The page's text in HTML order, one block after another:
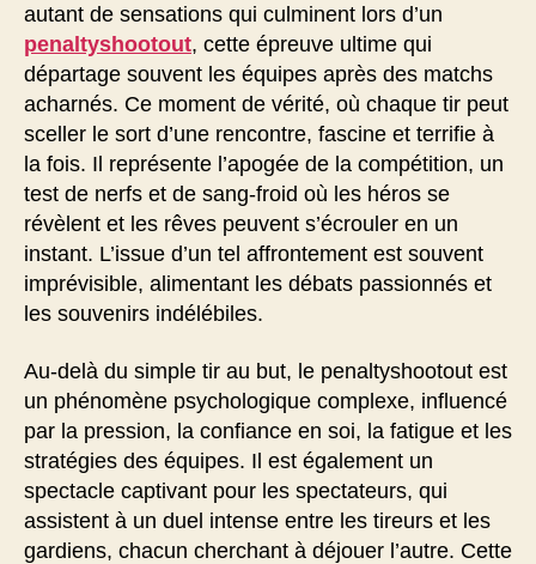
autant de sensations qui culminent lors d’un
penaltyshootout, cette épreuve ultime qui
départage souvent les équipes après des matchs
acharnés. Ce moment de vérité, où chaque tir peut
sceller le sort d’une rencontre, fascine et terrifie à
la fois. Il représente l’apogée de la compétition, un
test de nerfs et de sang-froid où les héros se
révèlent et les rêves peuvent s’écrouler en un
instant. L’issue d’un tel affrontement est souvent
imprévisible, alimentant les débats passionnés et
les souvenirs indélébiles.
Au-delà du simple tir au but, le penaltyshootout est
un phénomène psychologique complexe, influencé
par la pression, la confiance en soi, la fatigue et les
stratégies des équipes. Il est également un
spectacle captivant pour les spectateurs, qui
assistent à un duel intense entre les tireurs et les
gardiens, chacun cherchant à déjouer l’autre. Cette